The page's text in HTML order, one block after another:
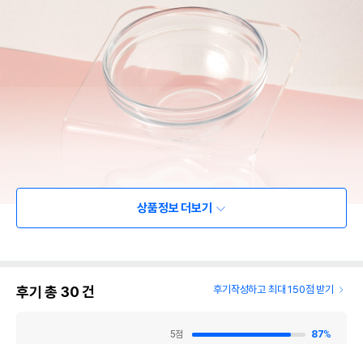
상품정보 더보기
후기 총 30건 후기작성하고 최대 150점 받기
5점 87%